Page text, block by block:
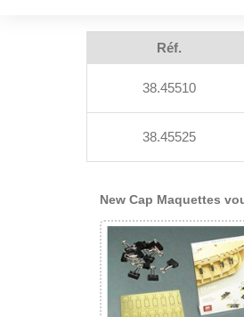
Réf.
38.45510
38.45525
New Cap Maquettes